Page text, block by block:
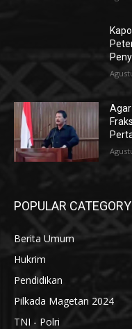
POPULAR CATEGORY
Berita Umum
Hukrim
Pendidikan
Pilkada Magetan 2024
TNI - Polri